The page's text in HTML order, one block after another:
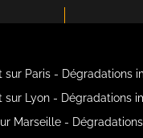
sur Paris - Dégradations
sur Lyon - Dégradations
Marseille -